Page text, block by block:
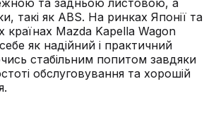
такі як ABS. На ринках Японії та
країнах Mazda Kapella Wagon
як надійний і практичний
стабільним попитом завдяки
обслуговування та хорошій